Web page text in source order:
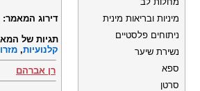
דירוג המאמר:
תגיות של
קלנועיות,
רן אברהם
מיניות ובריאות מינית
ניתוחים פלסטיים
נשירת שיער
ספא
סרטן